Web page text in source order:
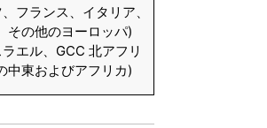
フランス、イタリア、
その他のヨーロッパ)
エル、GCC 北アフリ
中東およびアフリカ)